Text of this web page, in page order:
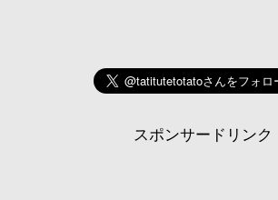
スポンサードリンク